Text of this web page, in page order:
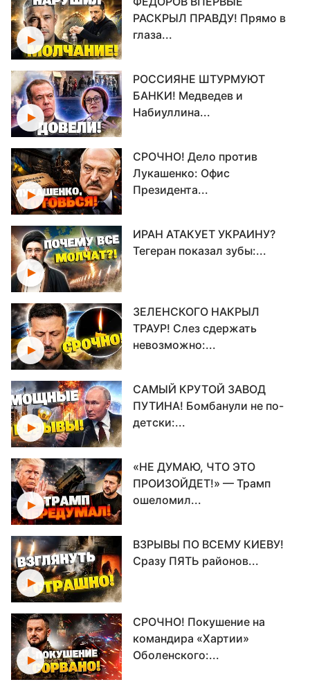
РАСКРЫЛ ПРАВДУ! Прямо в
глаза...
РОССИЯНЕ ШТУРМУЮТ
БАНКИ! Медведев и
Набиуллина...
СРОЧНО! Дело против
Лукашенко: Офис
Президента...
ИРАН АТАКУЕТ УКРАИНУ?
Тегеран показал зубы:...
ЗЕЛЕНСКОГО НАКРЫЛ
ТРАУР! Слез сдержать
невозможно:...
САМЫЙ КРУТОЙ ЗАВОД
ПУТИНА! Бомбанули не по-
детски:...
«НЕ ДУМАЮ, ЧТО ЭТО
ПРОИЗОЙДЕТ!» — Трамп
ошеломил...
ВЗРЫВЫ ПО ВСЕМУ КИЕВУ!
Сразу ПЯТЬ районов...
СРОЧНО! Покушение на
командира «Хартии»
Оболенского:...